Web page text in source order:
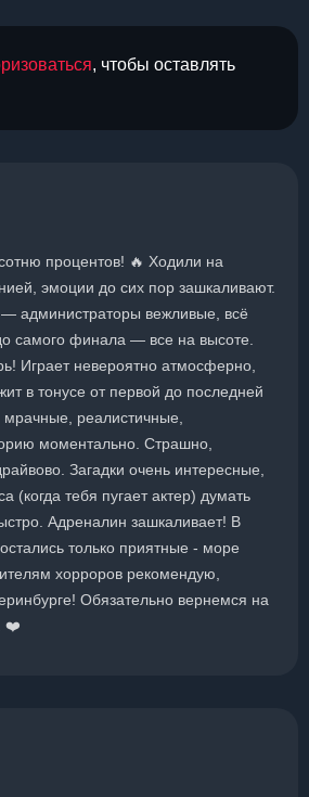
, чтобы оставлять
процентов! 🔥 Ходили на
эмоции до сих пор зашкаливают.
— администраторы вежливые, всё
самого финала — все на высоте.
Играет невероятно атмосферно,
в тонусе от первой до последней
реалистичные,
моментально. Страшно,
Загадки очень интересные,
(когда тебя пугает актер) думать
Адреналин зашкаливает! В
только приятные - море
хорроров рекомендую,
Обязательно вернемся на
❤️